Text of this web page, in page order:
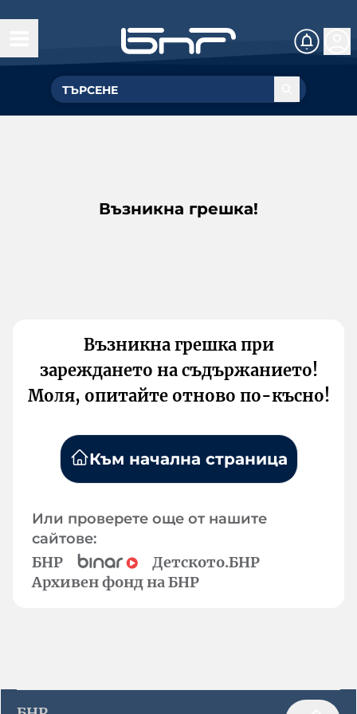
Възникна грешка!
Възникна грешка при
зареждането на съдържанието!
Моля, опитайте отново по-късно!
Към начална страница
Или проверете още от нашите
сайтове:
БНР
Детското.БНР
Архивен фонд на БНР